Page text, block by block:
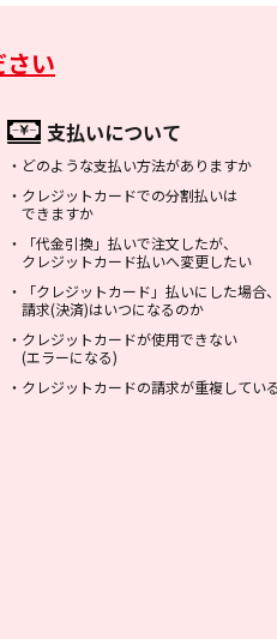
い
支払いについて
・ どのような支払い方法がありますか
・ クレジットカードでの分割払いは
できますか
・
「代金引換」払いで注文したが、
クレジットカード払いへ変更したい
・
「クレジットカード」払いにした場合、
請求(決済)はいつになるのか
・ クレジットカードが使用できない
(エラーになる)
・ クレジットカードの請求が重複している